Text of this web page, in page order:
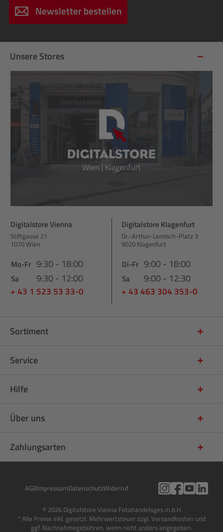
Newsletter bestellen
Unsere Stores
Digitalstore Vienna
Stiftgasse 21
1070 Wien
Mo-Fr 9:30 - 18:00
Sa 9:30 - 12:00
+ 43 1 523 53 33-0
Digitalstore Klagenfurt
Dr.-Arthur-Lemisch-Platz 3
9020 Klagenfurt
Di-Fr 9:00 - 18:00
Sa 9:00 - 12:30
+ 43 463 304 353-0
Sortiment
Service
Hilfe
Über uns
Zahlungsarten
AGBImpressumDatenschutzWiderruf
© 2026 Digitalstore Vienna Fotohandelsges.m.b.H
* Alle Preise inkl. gesetzl. Mehrwertsteuer zzgl. Versandkosten und
ggf. Nachnahmegebühren, wenn nicht anders angegeben.